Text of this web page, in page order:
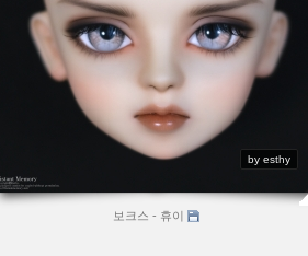
by esthy
보크스 - 휴이